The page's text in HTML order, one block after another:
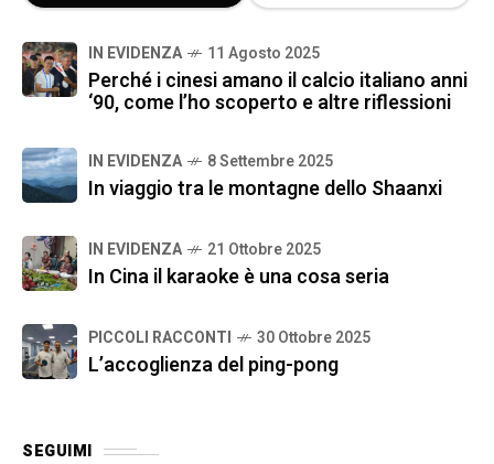
IN EVIDENZA 11 Agosto 2025
Perché i cinesi amano il calcio italiano anni
‘90, come l’ho scoperto e altre riflessioni
IN EVIDENZA 8 Settembre 2025
In viaggio tra le montagne dello Shaanxi
IN EVIDENZA 21 Ottobre 2025
In Cina il karaoke è una cosa seria
PICCOLI RACCONTI 30 Ottobre 2025
L’accoglienza del ping-pong
SEGUIMI